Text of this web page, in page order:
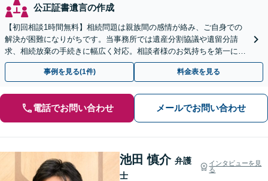
公正証書遺言の作成
【初回相談1時間無料】相続問題は親族間の感情が絡み、ご自身での
解決が困難になりがちです。当事務所では遺産分割協議や遺留分請
求、相続放棄の手続きに幅広く対応。相談者様のお気持ちを第一に解
決へ導きます。便利なＬＩＮＥ予約も可能です。
事例を見る(1件) 料金表を見る
電話でお問い合わせ メールでお問い合わせ
池田 慎介 弁護
士
インタビューを見
る